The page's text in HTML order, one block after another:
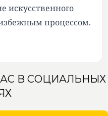
искусственного
процессом.
В СОЦИАЛЬНЫХ